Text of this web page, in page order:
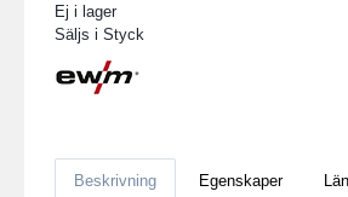
Ej i lager
Säljs i Styck
Beskrivning Egenskaper